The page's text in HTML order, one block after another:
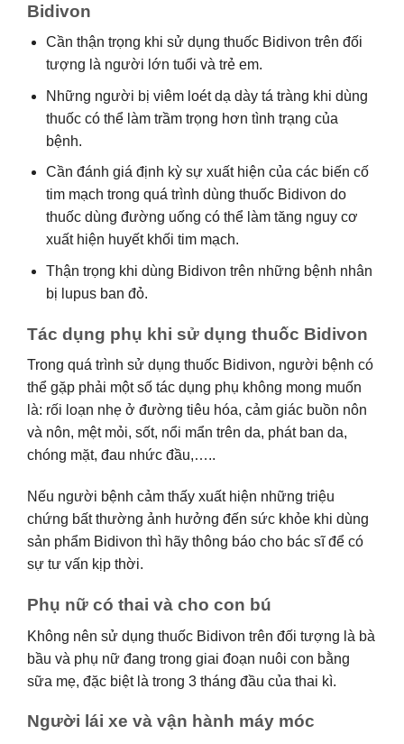
Bidivon
Cần thận trọng khi sử dụng thuốc Bidivon trên đối
tượng là người lớn tuổi và trẻ em.
Những người bị viêm loét dạ dày tá tràng khi dùng
thuốc có thể làm trầm trọng hơn tình trạng của
bệnh.
Cần đánh giá định kỳ sự xuất hiện của các biến cố
tim mạch trong quá trình dùng thuốc Bidivon do
thuốc dùng đường uống có thể làm tăng nguy cơ
xuất hiện huyết khối tim mạch.
Thận trọng khi dùng Bidivon trên những bệnh nhân
bị lupus ban đỏ.
Tác dụng phụ khi sử dụng thuốc Bidivon
Trong quá trình sử dụng thuốc Bidivon, người bệnh có
thể gặp phải một số tác dụng phụ không mong muốn
là: rối loạn nhẹ ở đường tiêu hóa, cảm giác buồn nôn
và nôn, mệt mỏi, sốt, nổi mẩn trên da, phát ban da,
chóng mặt, đau nhức đầu,…..
Nếu người bệnh cảm thấy xuất hiện những triệu
chứng bất thường ảnh hưởng đến sức khỏe khi dùng
sản phẩm Bidivon thì hãy thông báo cho bác sĩ để có
sự tư vấn kịp thời.
Phụ nữ có thai và cho con bú
Không nên sử dụng thuốc Bidivon trên đối tượng là bà
bầu và phụ nữ đang trong giai đoạn nuôi con bằng
sữa mẹ, đặc biệt là trong 3 tháng đầu của thai kì.
Người lái xe và vận hành máy móc